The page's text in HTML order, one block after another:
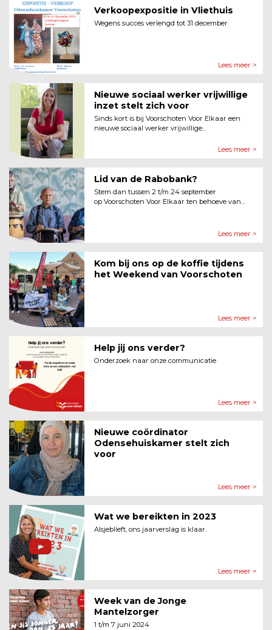
Verkoopexpositie in Vliethuis
Wegens succes verlengd tot 31 december
Lees meer >
Nieuwe sociaal werker vrijwillige
inzet stelt zich voor
Sinds kort is bij Voorschoten Voor Elkaar een
nieuwe sociaal werker vrijwillige...
Lees meer >
Lid van de Rabobank?
Stem dan tussen 2 t/m 24 september
op Voorschoten Voor Elkaar ten behoeve van...
Lees meer >
Kom bij ons op de koffie tijdens
het Weekend van Voorschoten
Lees meer >
Help jij ons verder?
Onderzoek naar onze communicatie
Lees meer >
Nieuwe coördinator
Odensehuiskamer stelt zich
voor
Lees meer >
Wat we bereikten in 2023
Alsjeblieft, ons jaarverslag is klaar.
Lees meer >
Week van de Jonge
Mantelzorger
1 t/m 7 juni 2024